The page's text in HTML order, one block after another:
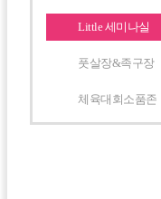
Little 세미나실
풋살장&족구장
체육대회소품존